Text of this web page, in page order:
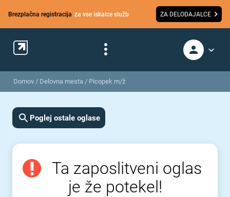
Brezplačna registracija za vse iskalce služb ZA DELODAJALCE
Domov / Delovna mesta / Picopek m/ž
Poglej ostale oglase
Ta zaposlitveni oglas
je že potekel!